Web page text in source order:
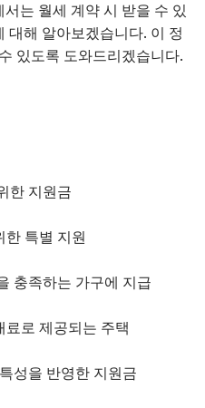
는 월세 계약 시 받을 수 있
대해 알아보겠습니다. 이 정
있도록 도와드리겠습니다.
한 지원금
한 특별 지원
충족하는 가구에 지급
료로 제공되는 주택
성을 반영한 지원금